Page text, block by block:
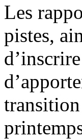
Les
pistes,
transition